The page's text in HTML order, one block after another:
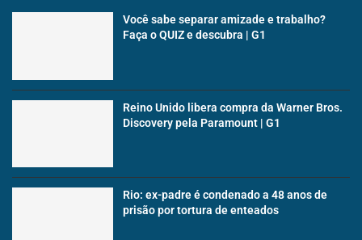
Você sabe separar amizade e trabalho?
Faça o QUIZ e descubra | G1
Reino Unido libera compra da Warner Bros.
Discovery pela Paramount | G1
Rio: ex-padre é condenado a 48 anos de
prisão por tortura de enteados